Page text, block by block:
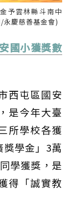
予雲林縣斗南中
永慶慈善基金會)
國小獲獎數
西屯區國安
是今年大臺
所學校各獲
學金」3萬
學獲獎，是
得「誠實教